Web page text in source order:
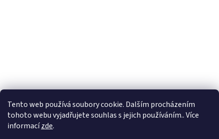
Tento web používá soubory cookie. Dalším procházením
tohoto webu vyjadřujete souhlas s jejich používáním.. Více
informacízde.